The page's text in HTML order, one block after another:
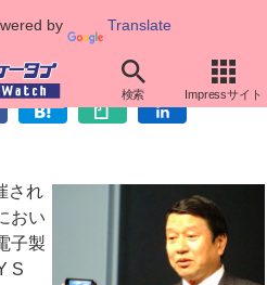
by Translate
検索 Impressサイト
「GALAXY S」投入
され
おい
子製
S